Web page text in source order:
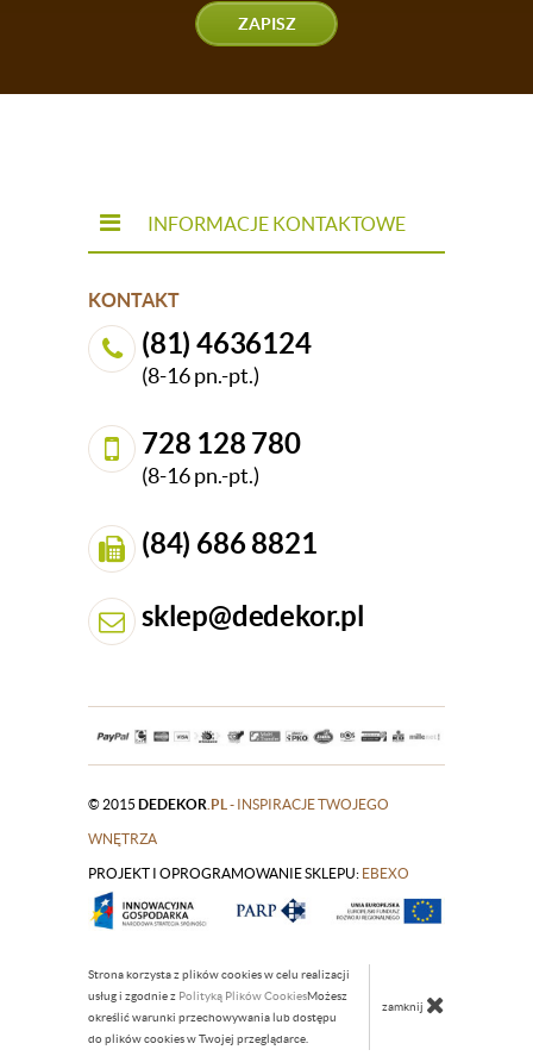
ZAPISZ
INFORMACJE KONTAKTOWE
KONTAKT
(81) 4636124
(8-16 pn.-pt.)
728 128 780
(8-16 pn.-pt.)
(84) 686 8821
sklep@dedekor.pl
© 2015 DEDEKOR .PL - INSPIRACJE TWOJEGO
WNĘTRZA
|
PROJEKT I OPROGRAMOWANIE SKLEPU: EBEXO
Strona korzysta z plików cookies w celu realizacji
usług i zgodnie z Polityką Plików CookiesMożesz
określić warunki przechowywania lub dostępu
do plików cookies w Twojej przeglądarce.
zamknij